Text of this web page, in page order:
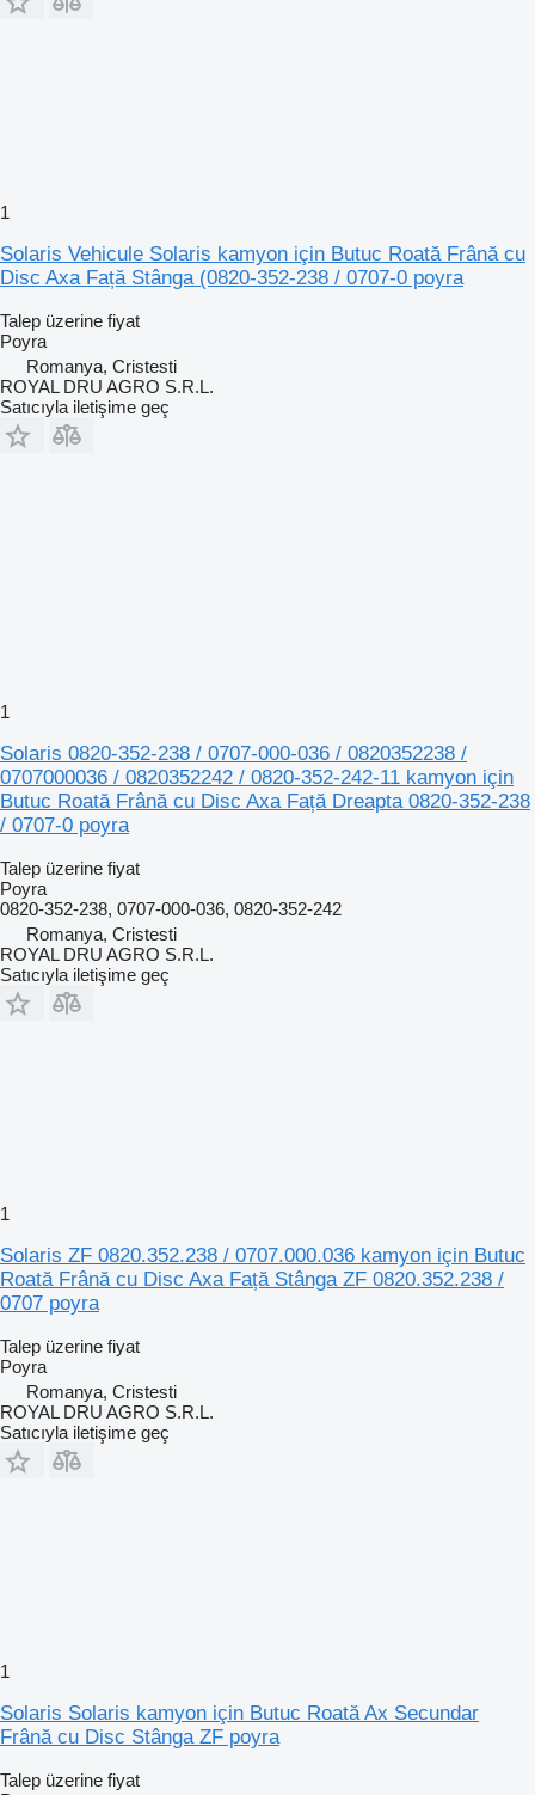
1
Solaris Vehicule Solaris kamyon için Butuc Roată Frână cu
Disc Axa Față Stânga (0820-352-238 / 0707-0 poyra
Talep üzerine fiyat
Poyra
Romanya, Cristesti
ROYAL DRU AGRO S.R.L.
Satıcıyla iletişime geç
1
Solaris 0820-352-238 / 0707-000-036 / 0820352238 /
0707000036 / 0820352242 / 0820-352-242-11 kamyon için
Butuc Roată Frână cu Disc Axa Față Dreapta 0820-352-238
/ 0707-0 poyra
Talep üzerine fiyat
Poyra
0820-352-238, 0707-000-036, 0820-352-242
Romanya, Cristesti
ROYAL DRU AGRO S.R.L.
Satıcıyla iletişime geç
1
Solaris ZF 0820.352.238 / 0707.000.036 kamyon için Butuc
Roată Frână cu Disc Axa Față Stânga ZF 0820.352.238 /
0707 poyra
Talep üzerine fiyat
Poyra
Romanya, Cristesti
ROYAL DRU AGRO S.R.L.
Satıcıyla iletişime geç
1
Solaris Solaris kamyon için Butuc Roată Ax Secundar
Frână cu Disc Stânga ZF poyra
Talep üzerine fiyat